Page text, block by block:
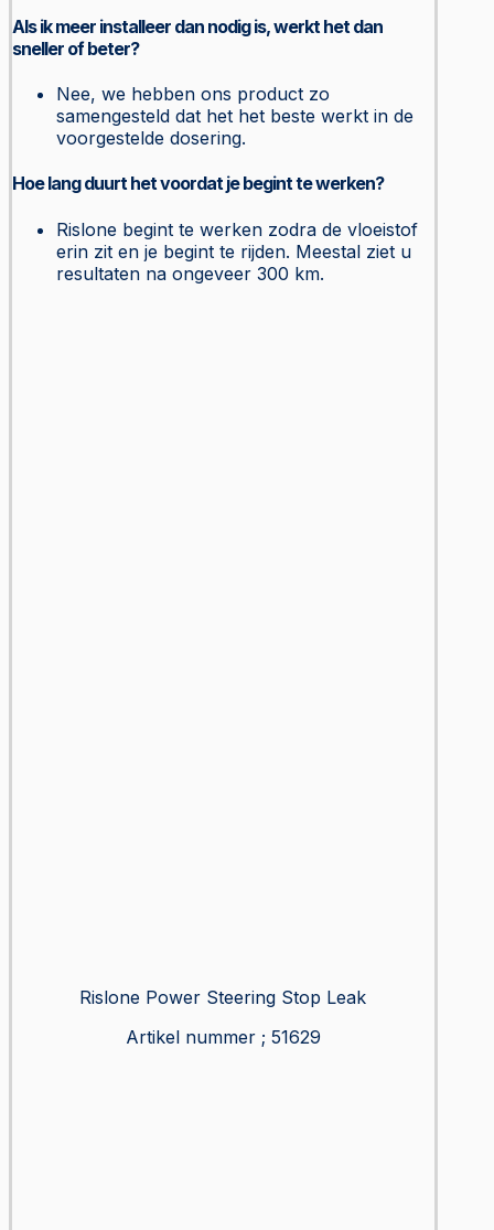
Als ik meer installeer dan nodig is, werkt het dan
sneller of beter?
Nee, we hebben ons product zo
samengesteld dat het het beste werkt in de
voorgestelde dosering.
Hoe lang duurt het voordat je begint te werken?
Rislone begint te werken zodra de vloeistof
erin zit en je begint te rijden. Meestal ziet u
resultaten na ongeveer 300 km.
Rislone Power Steering Stop Leak
Artikel nummer ; 51629